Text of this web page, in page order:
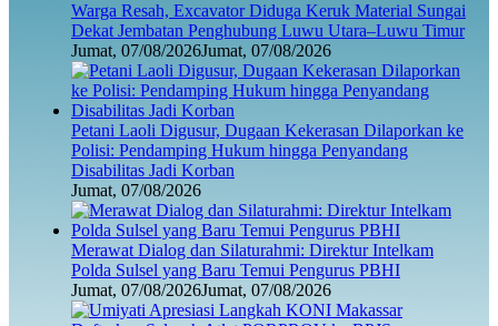
Warga Resah, Excavator Diduga Keruk Material Sungai
Dekat Jembatan Penghubung Luwu Utara–Luwu Timur
Jumat, 07/08/2026Jumat, 07/08/2026
Petani Laoli Digusur, Dugaan Kekerasan Dilaporkan ke
Polisi: Pendamping Hukum hingga Penyandang
Disabilitas Jadi Korban
Jumat, 07/08/2026
Merawat Dialog dan Silaturahmi: Direktur Intelkam
Polda Sulsel yang Baru Temui Pengurus PBHI
Jumat, 07/08/2026Jumat, 07/08/2026